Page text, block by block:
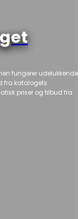
fungerer udelukkende
fra katalogets
priser og tilbud fra